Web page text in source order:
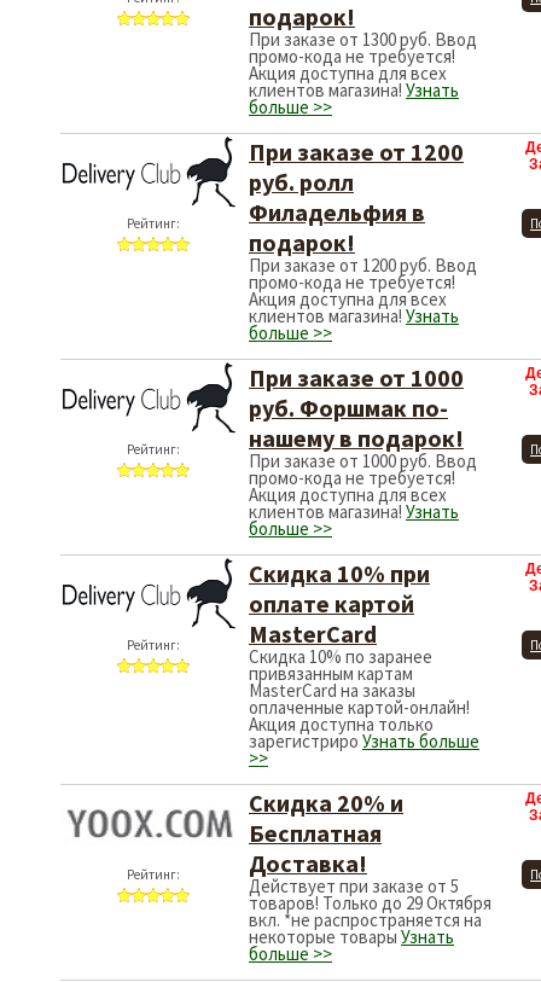
подарок!
При заказе от 1300 руб. Ввод
промо-кода не требуется!
Акция доступна для всех
клиентов магазина! Узнать
больше >>
Рейтинг:
При заказе от 1200
руб. ролл
Филадельфия в
подарок!
При заказе от 1200 руб. Ввод
промо-кода не требуется!
Акция доступна для всех
клиентов магазина! Узнать
больше >>
Рейтинг:
При заказе от 1000
руб. Форшмак по-
нашему в подарок!
При заказе от 1000 руб. Ввод
промо-кода не требуется!
Акция доступна для всех
клиентов магазина! Узнать
больше >>
Рейтинг:
Скидка 10% при
оплате картой
MasterCard
Скидка 10% по заранее
привязанным картам
MasterCard на заказы
оплаченные картой-онлайн!
Акция доступна только
зарегистриро Узнать больше
>>
Рейтинг:
Скидка 20% и
Бесплатная
Доставка!
Действует при заказе от 5
товаров! Только до 29 Октября
вкл. *не распространяется на
некоторые товары Узнать
больше >>